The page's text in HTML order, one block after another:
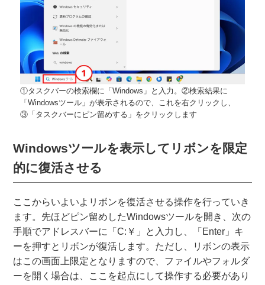
①タスクバーの検索欄に「Windows」と入力。②検索結果に
「Windowsツール」が表示されるので、これを右クリックし、
③「タスクバーにピン留めする」をクリックします
Windowsツールを表示してリボンを限定
的に復活させる
ここからいよいよリボンを復活させる操作を行っていき
ます。先ほどピン留めしたWindowsツールを開き、次の
手順でアドレスバーに「C:￥」と入力し、「Enter」キ
ーを押すとリボンが復活します。ただし、リボンの表示
はこの画面上限定となりますので、ファイルやフォルダ
ーを開く場合は、ここを起点にして操作する必要があり